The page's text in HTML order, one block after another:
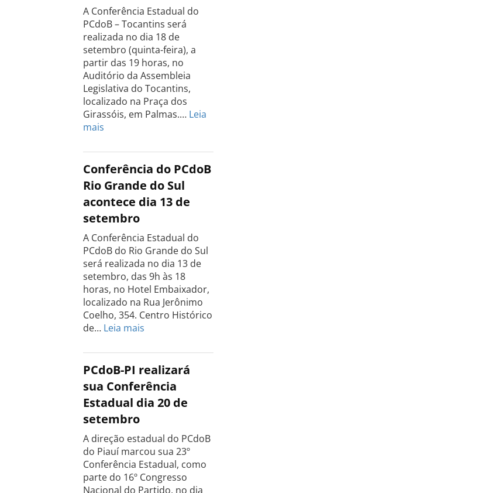
A Conferência Estadual do
PCdoB – Tocantins será
realizada no dia 18 de
setembro (quinta-feira), a
partir das 19 horas, no
Auditório da Assembleia
Legislativa do Tocantins,
localizado na Praça dos
Girassóis, em Palmas.… Leia
mais
Estadual
do
Tocantins
será
realizada
18
de
setembro
Conferência do PCdoB
Rio Grande do Sul
acontece dia 13 de
setembro
A Conferência Estadual do
PCdoB do Rio Grande do Sul
será realizada no dia 13 de
setembro, das 9h às 18
horas, no Hotel Embaixador,
localizado na Rua Jerônimo
Coelho, 354. Centro Histórico
de… Leia mais
do
PCdoB
Rio
Grande
do
dia
13
de
setembro
PCdoB-PI realizará
sua Conferência
Estadual dia 20 de
setembro
A direção estadual do PCdoB
do Piauí marcou sua 23º
Conferência Estadual, como
parte do 16º Congresso
Nacional do Partido, no dia